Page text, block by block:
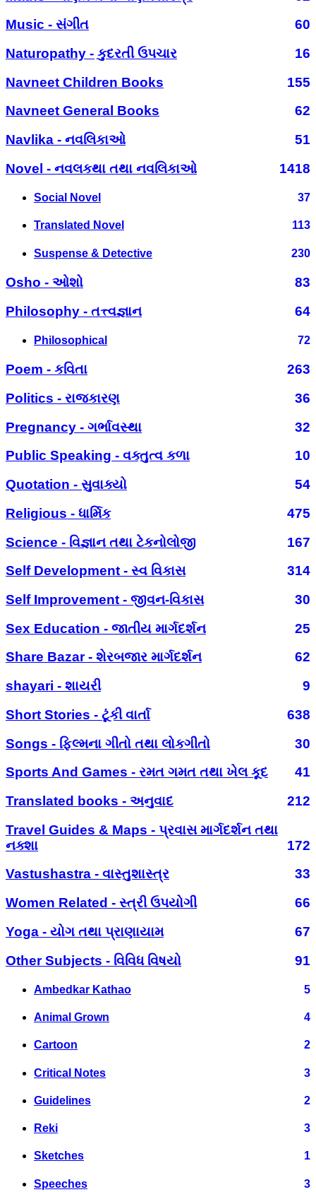
Music - સંગીત
60
Naturopathy - કુદરતી ઉપચાર
16
Navneet Children Books
155
Navneet General Books
62
Navlika - નવલિકાઓ
51
Novel - નવલકથા તથા નવલિકાઓ
1418
Social Novel 37
Translated Novel 113
Suspense & Detective 230
Osho - ઓશો
83
Philosophy - તત્ત્વજ્ઞાન
64
Philosophical 72
Poem - કવિતા
263
Politics - રાજકારણ
36
Pregnancy - ગર્ભાવસ્થા
32
Public Speaking - વક્તુત્વ કળા
10
Quotation - સુવાક્યો
54
Religious - ધાર્મિક
475
Science - વિજ્ઞાન તથા ટેકનોલોજી
167
Self Development - સ્વ વિકાસ
314
Self Improvement - જીવન-વિકાસ
30
Sex Education - જાતીય માર્ગદર્શન
25
Share Bazar - શેરબજાર માર્ગદર્શન
62
shayari - શાયરી
9
Short Stories - ટૂંકી વાર્તા
638
Songs - ફિલ્મના ગીતો તથા લોકગીતો
30
Sports And Games - રમત ગમત તથા ખેલ કૂદ
41
Translated books - અનુવાદ
212
Travel Guides & Maps - પ્રવાસ માર્ગદર્શન તથા
નક્શા
172
Vastushastra - વાસ્તુશાસ્ત્ર
33
Women Related - સ્ત્રી ઉપયોગી
66
Yoga - યોગ તથા પ્રાણાયામ
67
Other Subjects - વિવિધ વિષયો
91
Ambedkar Kathao 5
Animal Grown 4
Cartoon 2
Critical Notes 3
Guidelines 2
Reki 3
Sketches 1
Speeches 3